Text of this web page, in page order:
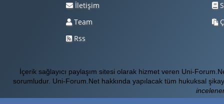
İletişim
Team
Rss
İçerik sağlayıcı paylaşım sitesi olarak hizmet veren Uni-
sorumludur. Uni-Forum.Net hakkında yapılacak tüm hukuksal